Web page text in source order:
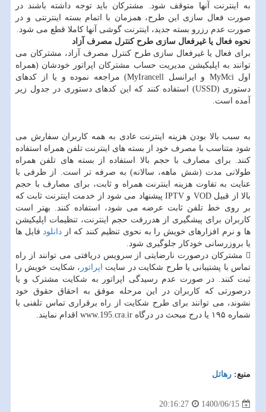
به اینترنت آنها متوقف شود. مشترکان باید توجه داشته باشند در
صورت فعال سازی این طرح، همزمان با اتمام بسته اینترنتی و در
صورت عدم رزرو بسته جدید، اینترنت گوشی آنها کاملا قطع می شود.
نحوه فعال یا غیرفعال سازی طرح کنترل مصرف آزاد
برای فعال یا غیرفعال سازی طرح کنترل مصرف آزاد، مشترکان می
توانند به اپلیکیشن مدیریت حساب مشترکان اپراتور خودشان (همراه
اول MyMci و ایرانسل MyIrancell) مراجعه نموده و یا از کدهای
دستوری (USSD) استفاده کنند که این کدهای دستوری در جدول زیر
آمده است.
به سبب بالا بودن هزینه اینترنت عادی به همه کاربران سفارش می
شود متناسب با مصرف خود از بسته های اینترنت تلفن همراه استفاده
کنند. برای مصارف با حجم بالا استفاده از بسته های تلفن همراه
طولانی مدت (شش ماهه، سالانه) به صرفه تر است. از طرفی با
عنایت به تفاوت هزینه اینترنت همراه و ثابت، برای مصارف با حجم
بالا از قبیل VOD و IPTV پیشنهاد می شود از خدمت اینترنت ثابت که
بر روی خط تلفن ثابت عرضه می شود، استفاده کنند. بهتر است
کاربران برای پیشگیری از هدررفت حجم اینترنت، تنظیمات اپلیکیشن
ها و نرم افزارهای خویش را به نحوی تنظیم کنند که از دانلود فایل ها
یا بروزرسانی خودکار جلوگیری شود.
 مشترکان درصورت نارضایتی از سرویس دریافتی می توانند از راه
تماس با پشتیبانی یا طرح شکایت در سایت اپراتور ، شکایت خویش را
ثبت کنند. در صورت عدم رسیدگی اپراتور به شکایت مشترک و یا
درصورتی که کاربران در این مرحله موفق به احقاق حقوق خود
نشوند، می توانند برای طرح شکایت از راه برقراری تماس تلفنی با
شماره ۱۹۵ یا درج مبحث در درگاه www.195.cra.ir اقدام نمایند.
منبع: رهاتل
1400/06/15
20:16:27